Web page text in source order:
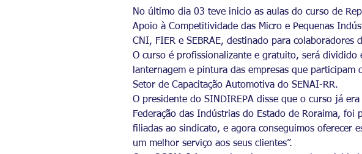
No último dia 03 teve inicio as aulas do curso de
Apoio à Competitividade das Micro e Pequenas
CNI, FIER e SEBRAE, destinado para colaboradores
O curso é profissionalizante e gratuito, será
lanternagem e pintura das empresas que
Setor de Capacitação Automotiva do SENAI-RR.
O presidente do SINDIREPA disse que o curso já
Federação das Indústrias do Estado de Roraima, foi
filiadas ao sindicato, e agora conseguimos oferecer
um melhor serviço aos seus clientes”.